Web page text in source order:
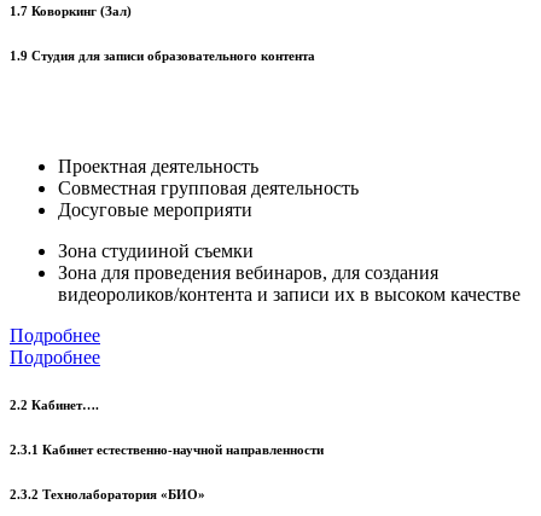
1.7 Коворкинг (Зал)
1.9 Студия для записи образовательного контента
Проектная деятельность
Совместная групповая деятельность
Досуговые мероприяти
Зона студииной съемки
Зона для проведения вебинаров, для создания
видеороликов/контента и записи их в высоком качестве
Подробнее
Подробнее
2.2 Кабинет….
2.3.1 Кабинет естественно-научной направленности
2.3.2 Технолаборатория «БИО»